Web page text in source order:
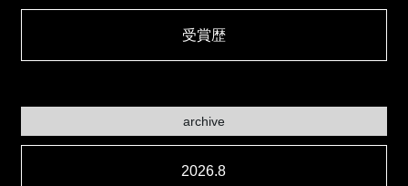
受賞歴
archive
2026.8